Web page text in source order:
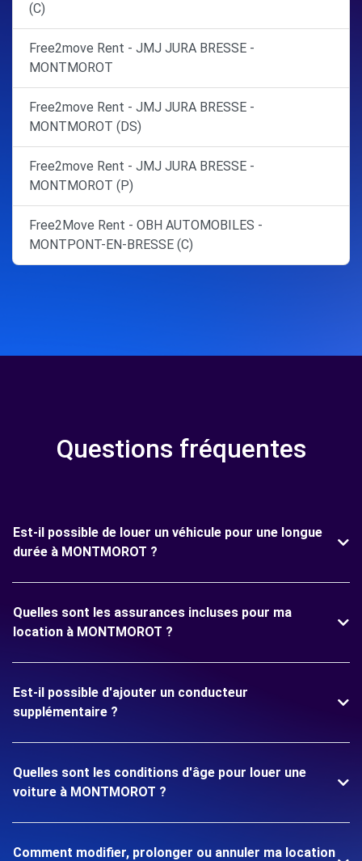
(C)
Free2move Rent - JMJ JURA BRESSE -
MONTMOROT
Free2move Rent - JMJ JURA BRESSE -
MONTMOROT (DS)
Free2move Rent - JMJ JURA BRESSE -
MONTMOROT (P)
Free2Move Rent - OBH AUTOMOBILES -
MONTPONT-EN-BRESSE (C)
Questions fréquentes
Est-il possible de louer un véhicule pour une longue
durée à MONTMOROT ?
Quelles sont les assurances incluses pour ma
location à MONTMOROT ?
Est-il possible d'ajouter un conducteur
supplémentaire ?
Quelles sont les conditions d'âge pour louer une
voiture à MONTMOROT ?
Comment modifier, prolonger ou annuler ma location